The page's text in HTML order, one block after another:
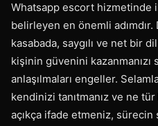
Whatsapp escort hizmetinde
belirleyen en önemli
kasabada, saygılı ve net bir
kişinin güvenini kazanmanızı
anlaşılmaları engeller.
kendinizi tanıtmanız ve ne tür
açıkça ifade etmeniz, sürecin